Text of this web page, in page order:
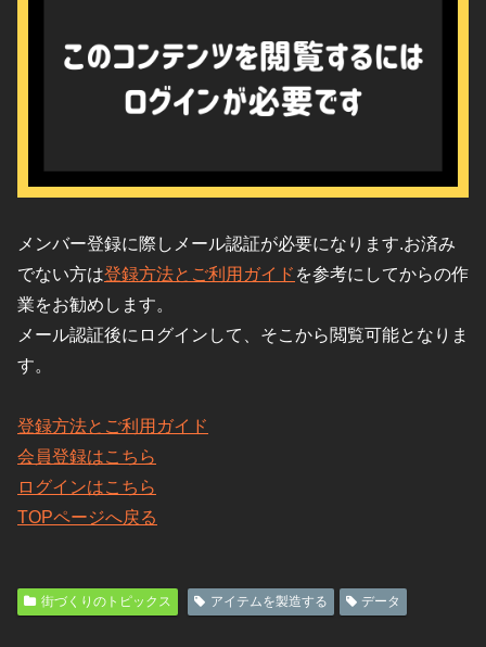
メンバー登録に際しメール認証が必要になります.お済み
でない方は登録方法とご利用ガイド を参考にしてからの作
業をお勧めします。
メール認証後にログインして、そこから閲覧可能となりま
す。
登録方法とご利用ガイド
会員登録はこちら
ログインはこちら
TOPページへ戻る
街づくりのトピックス アイテムを製造する データ